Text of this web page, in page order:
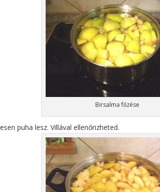
Birsalma főzése
puha lesz. Villával ellenőrizheted.